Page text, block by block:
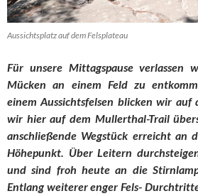
Aussichtsplatz auf dem Felsplateau
Für unsere Mittagspause verlassen
Mücken an einem Feld zu
einem Aussichtsfelsen blicken wir auf
wir hier auf dem Mullerthal-Trail
anschließende Wegstück erreicht an
Höhepunkt. Über Leitern
und sind froh heute an die
Entlang weiterer enger Fels-